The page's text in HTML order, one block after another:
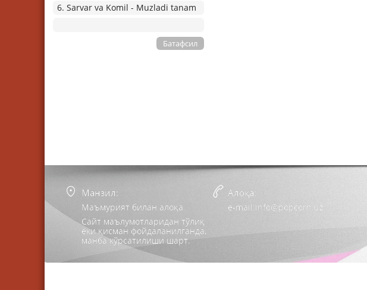
6. Sarvar va Komil - Muzladi tanam
Батафсил
Манзил:
Маъмурият билан алоқа
Сайт маълумотларидан тўлиқ
ёки қисман фойдаланилганда,
манба кўрсатилиши шарт.
Алоқа:
e-mail:info@popcorn.uz